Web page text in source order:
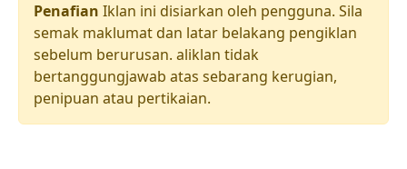
Penafian Iklan ini disiarkan oleh pengguna. Sila
semak maklumat dan latar belakang pengiklan
sebelum berurusan. aliklan tidak
bertanggungjawab atas sebarang kerugian,
penipuan atau pertikaian.